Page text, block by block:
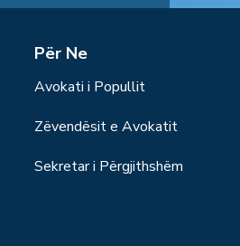
Për Ne
Avokati i Popullit
Zëvendësit e Avokatit
Sekretar i Përgjithshëm